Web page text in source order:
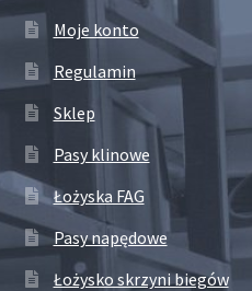
Moje konto
Regulamin
Sklep
Pasy klinowe
Łożyska FAG
Pasy napędowe
Łożysko skrzyni biegów